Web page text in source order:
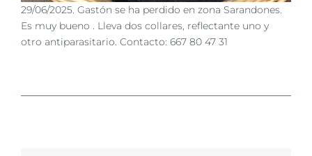
29/06/2025. Gastón se ha perdido en zona Sarandones.
Es muy bueno . Lleva dos collares, reflectante uno y
otro antiparasitario. Contacto: 667 80 47 31